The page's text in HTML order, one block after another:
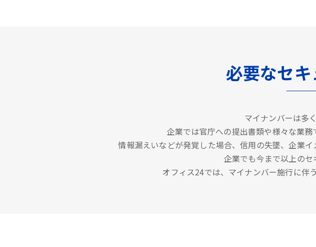
必要なセ
マイナンバーは多
企業では官庁への提出書類や様々な業務
情報漏えいなどが発覚した場合、信用の失墜、企業
企業でも今まで以上のセ
オフィス24では、マイナンバー施行に伴